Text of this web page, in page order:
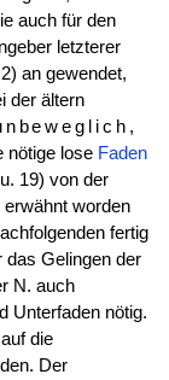
auch für den
letzterer
an gewendet,
der ältern
,
nötige lose Faden
19) von der
worden
fertig
das Gelingen der
N. auch
Unterfaden nötig.
die
Der